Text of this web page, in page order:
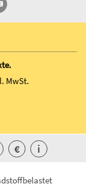
MwSt.
€ i